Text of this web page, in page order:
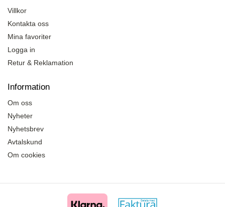
Villkor
Kontakta oss
Mina favoriter
Logga in
Retur & Reklamation
Information
Om oss
Nyheter
Nyhetsbrev
Avtalskund
Om cookies